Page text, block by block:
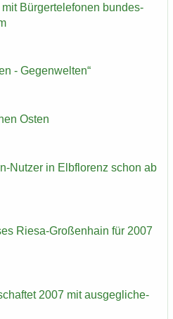
mit Bür­ger­te­le­fo­nen bun­des­
- Ge­gen­wel­ten“
Osten
Nutzer in Elb­flo­renz schon ab
Riesa-​Großenhain für 2007
2007 mit aus­ge­gli­che­